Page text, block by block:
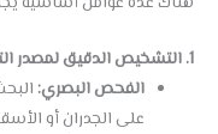
1. التشخيص الدقيق لمصدر التسرب :
الفحص البصري:
على الجدران أو